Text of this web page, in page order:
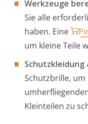
Werkzeuge
Sie alle
haben. Eine
um kleine Teile
Schutzkleidung
Schutzbrille,
Kleinteilen zu